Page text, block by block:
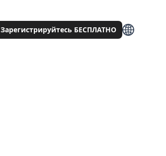
Зарегистрируйтесь БЕСПЛАТНО